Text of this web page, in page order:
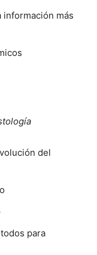
más
del
para